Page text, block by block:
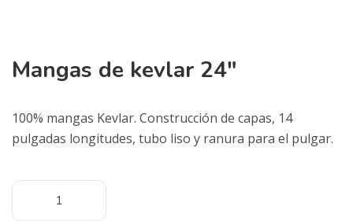
Mangas de kevlar 24″
100% mangas Kevlar. Construcción de capas, 14
pulgadas longitudes, tubo liso y ranura para el pulgar.